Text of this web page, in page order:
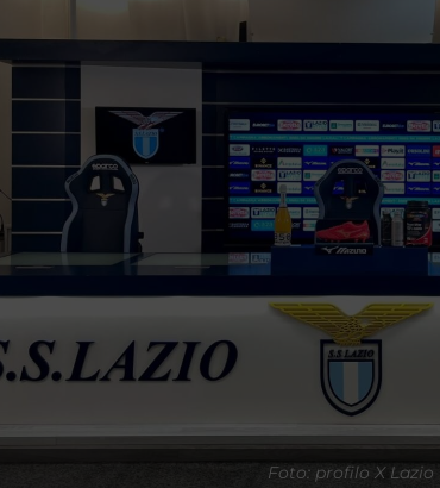
Foto: profilo X Lazio